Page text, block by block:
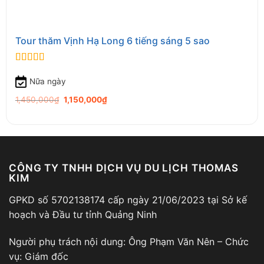
Tour thăm Vịnh Hạ Long 6 tiếng sáng 5 sao
Nữa ngày
1,450,000₫ Original
price
1,150,000₫Current
price
CÔNG TY TNHH DỊCH VỤ DU LỊCH THOMAS
KIM
GPKD số 5702138174 cấp ngày 21/06/2023 tại Sở kế
hoạch và Đầu tư tỉnh Quảng Ninh
Người phụ trách nội dung: Ông Phạm Văn Nên – Chức
vụ: Giám đốc